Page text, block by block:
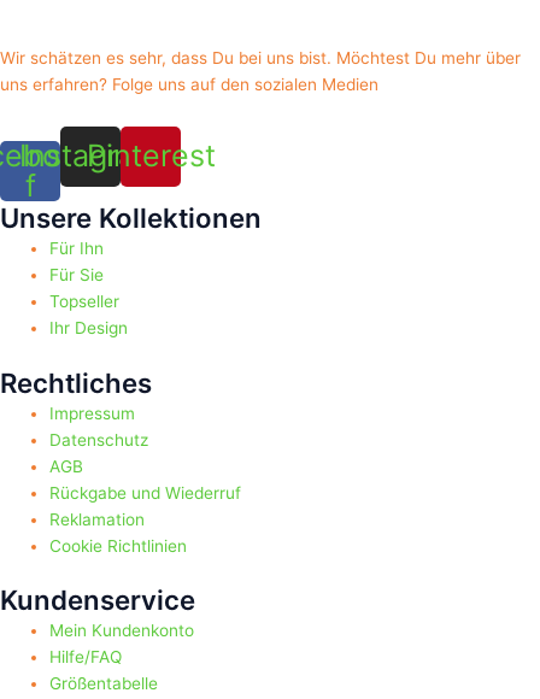
Wir schätzen es sehr, dass Du bei uns bist. Möchtest Du mehr über
uns erfahren? Folge uns auf den sozialen Medien
f
Instagram
Pinterest
Unsere Kollektionen
Für Ihn
Für Sie
Topseller
Ihr Design
Rechtliches
Impressum
Datenschutz
AGB
Rückgabe und Wiederruf
Reklamation
Cookie Richtlinien
Kundenservice
Mein Kundenkonto
Hilfe/FAQ
Größentabelle